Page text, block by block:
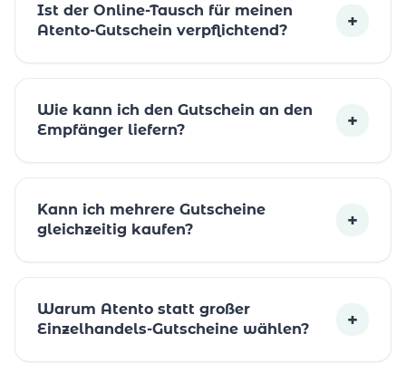
Ist der Online-Tausch für meinen
Atento-Gutschein verpflichtend?
+
Wie kann ich den Gutschein an den
Empfänger liefern?
+
Kann ich mehrere Gutscheine
gleichzeitig kaufen?
+
Warum Atento statt großer
Einzelhandels-Gutscheine wählen?
+